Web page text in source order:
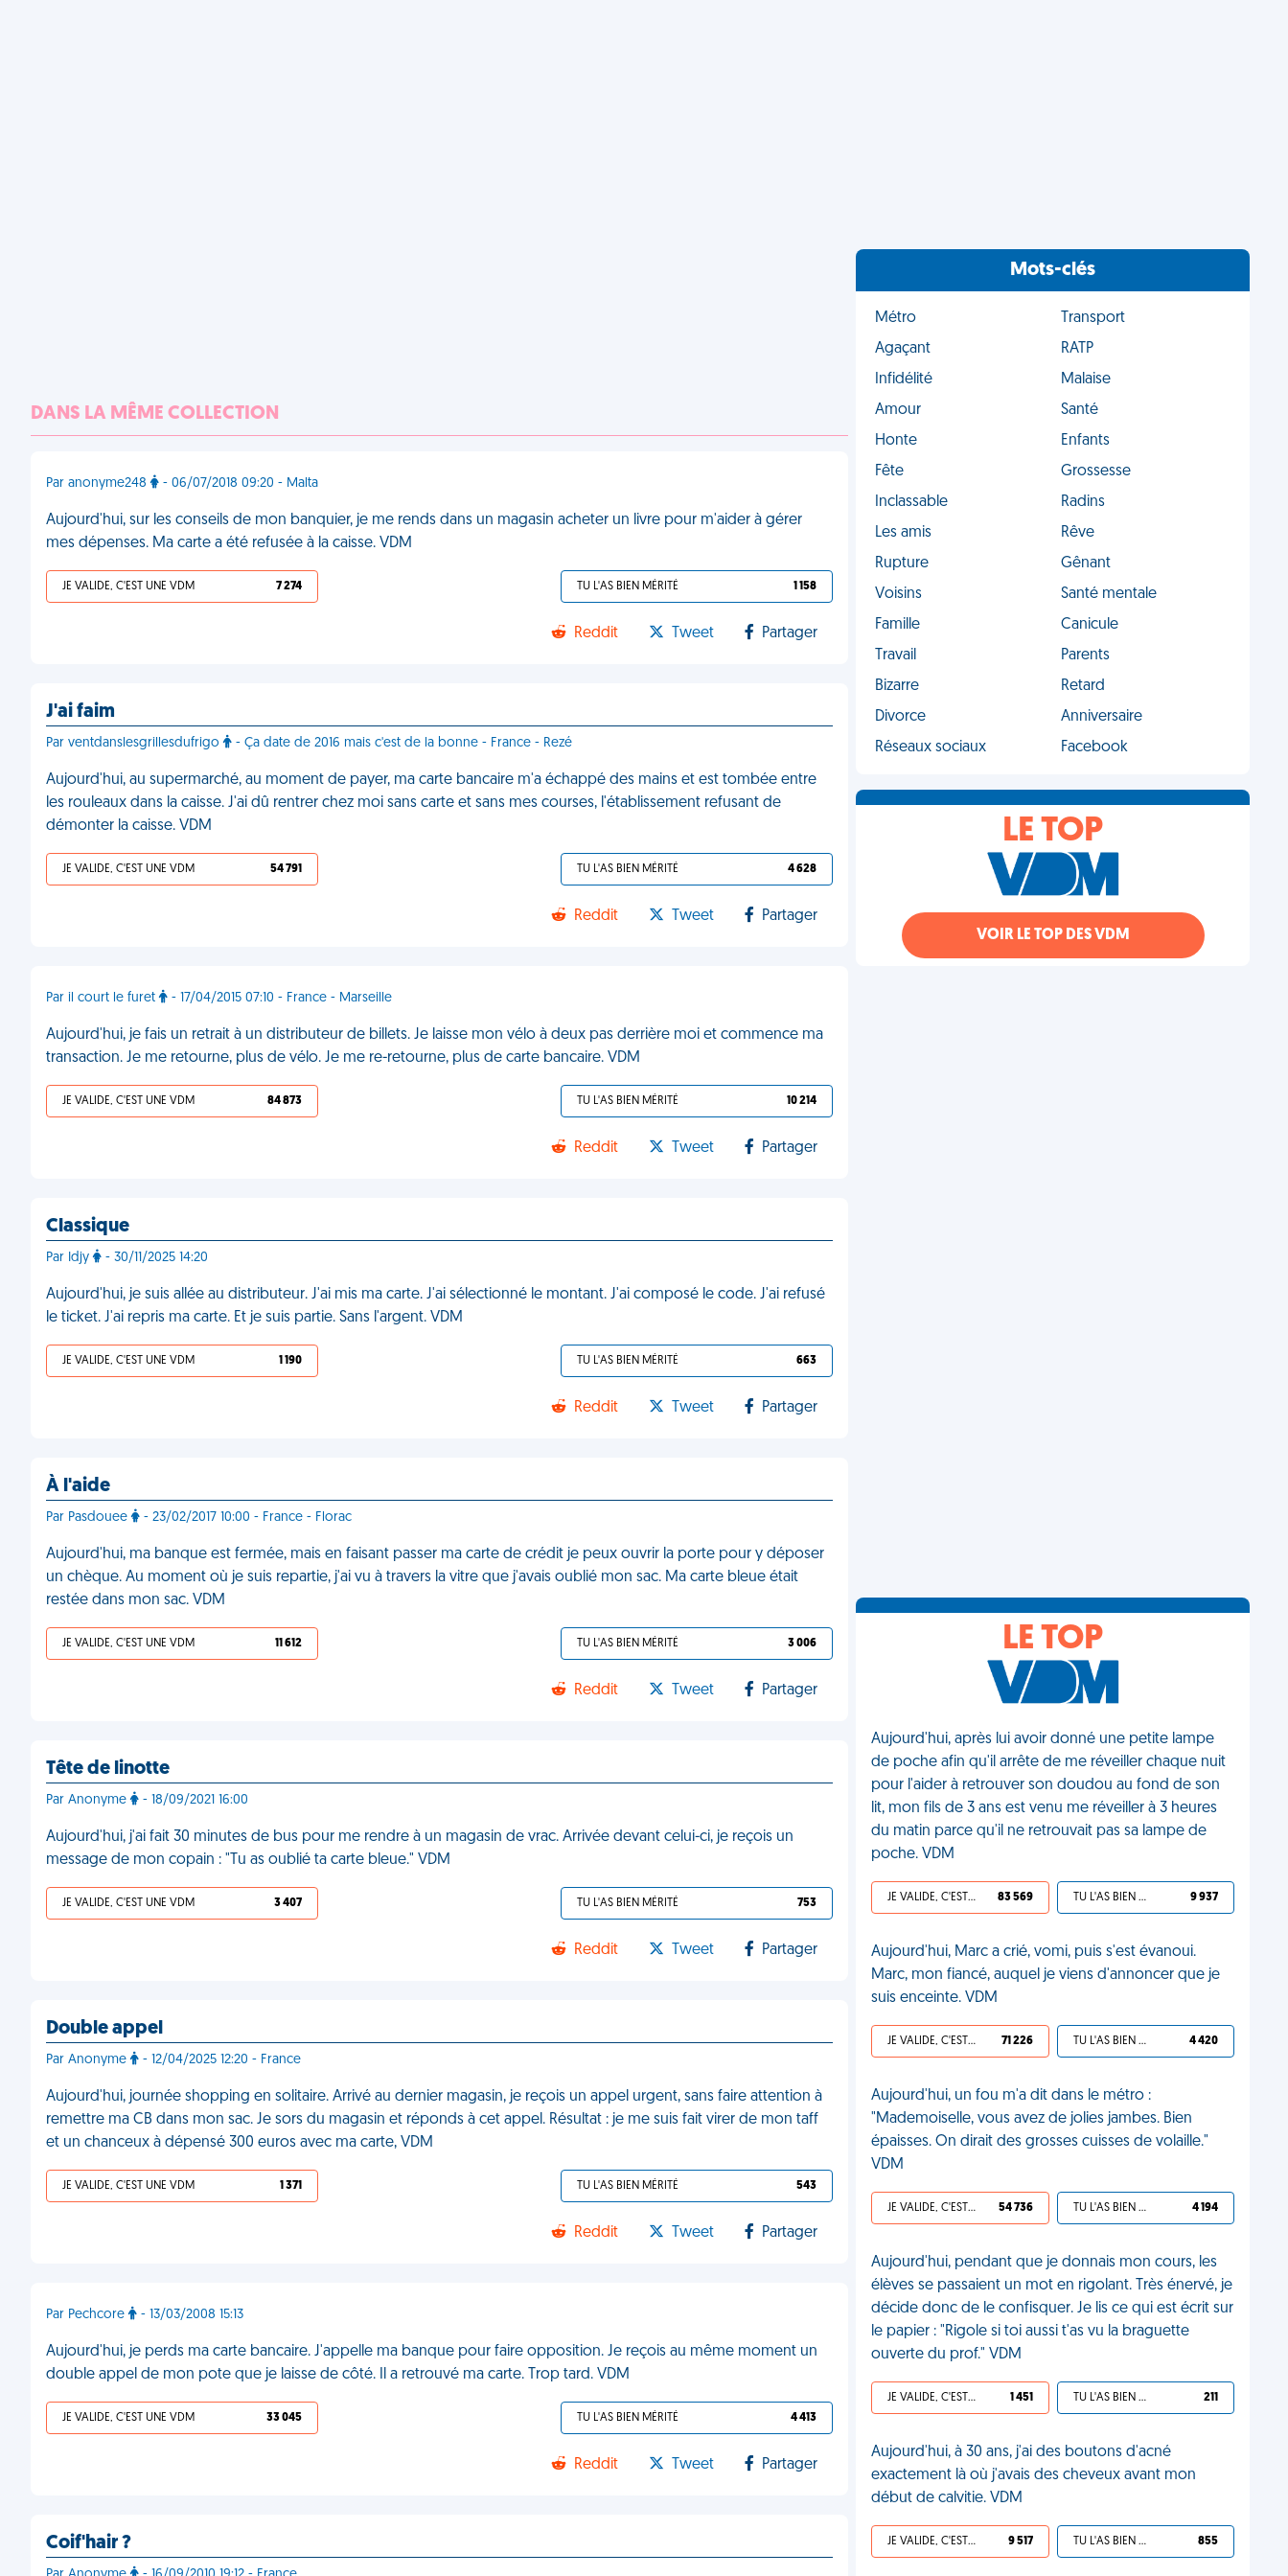
DANS LA MÊME COLLECTION
Par anonyme248 - 06/07/2018 09:20 - Malta
Aujourd'hui, sur les conseils de mon banquier, je me rends dans un magasin acheter un livre pour m'aider à gérer
mes dépenses. Ma carte a été refusée à la caisse. VDM
JE VALIDE, C'EST UNE VDM 7 274 TU L'AS BIEN MÉRITÉ 1 158
Reddit Tweet Partager
J'ai faim
Par ventdanslesgrillesdufrigo - Ça date de 2016 mais c'est de la bonne - France - Rezé
Aujourd'hui, au supermarché, au moment de payer, ma carte bancaire m'a échappé des mains et est tombée entre
les rouleaux dans la caisse. J'ai dû rentrer chez moi sans carte et sans mes courses, l'établissement refusant de
démonter la caisse. VDM
JE VALIDE, C'EST UNE VDM 54 791 TU L'AS BIEN MÉRITÉ 4 628
Reddit Tweet Partager
Par il court le furet - 17/04/2015 07:10 - France - Marseille
Aujourd'hui, je fais un retrait à un distributeur de billets. Je laisse mon vélo à deux pas derrière moi et commence ma
transaction. Je me retourne, plus de vélo. Je me re-retourne, plus de carte bancaire. VDM
JE VALIDE, C'EST UNE VDM 84 873 TU L'AS BIEN MÉRITÉ 10 214
Reddit Tweet Partager
Classique
Par Idjy - 30/11/2025 14:20
Aujourd'hui, je suis allée au distributeur. J'ai mis ma carte. J'ai sélectionné le montant. J'ai composé le code. J'ai refusé
le ticket. J'ai repris ma carte. Et je suis partie. Sans l'argent. VDM
JE VALIDE, C'EST UNE VDM 1 190 TU L'AS BIEN MÉRITÉ 663
Reddit Tweet Partager
À l'aide
Par Pasdouee - 23/02/2017 10:00 - France - Florac
Aujourd'hui, ma banque est fermée, mais en faisant passer ma carte de crédit je peux ouvrir la porte pour y déposer
un chèque. Au moment où je suis repartie, j'ai vu à travers la vitre que j'avais oublié mon sac. Ma carte bleue était
restée dans mon sac. VDM
JE VALIDE, C'EST UNE VDM 11 612 TU L'AS BIEN MÉRITÉ 3 006
Reddit Tweet Partager
Tête de linotte
Par Anonyme - 18/09/2021 16:00
Aujourd'hui, j'ai fait 30 minutes de bus pour me rendre à un magasin de vrac. Arrivée devant celui-ci, je reçois un
message de mon copain : "Tu as oublié ta carte bleue." VDM
JE VALIDE, C'EST UNE VDM 3 407 TU L'AS BIEN MÉRITÉ 753
Reddit Tweet Partager
Double appel
Par Anonyme - 12/04/2025 12:20 - France
Aujourd'hui, journée shopping en solitaire. Arrivé au dernier magasin, je reçois un appel urgent, sans faire attention à
remettre ma CB dans mon sac. Je sors du magasin et réponds à cet appel. Résultat : je me suis fait virer de mon taff
et un chanceux à dépensé 300 euros avec ma carte, VDM
JE VALIDE, C'EST UNE VDM 1 371 TU L'AS BIEN MÉRITÉ 543
Reddit Tweet Partager
Par Pechcore - 13/03/2008 15:13
Aujourd'hui, je perds ma carte bancaire. J'appelle ma banque pour faire opposition. Je reçois au même moment un
double appel de mon pote que je laisse de côté. Il a retrouvé ma carte. Trop tard. VDM
JE VALIDE, C'EST UNE VDM 33 045 TU L'AS BIEN MÉRITÉ 4 413
Reddit Tweet Partager
Coif'hair ?
Mots-clés
Métro
Transport
Agaçant
RATP
Infidélité
Malaise
Amour
Santé
Honte
Enfants
Fête
Grossesse
Inclassable
Radins
Les amis
Rêve
Rupture
Gênant
Voisins
Santé mentale
Famille
Canicule
Travail
Parents
Bizarre
Retard
Divorce
Anniversaire
Réseaux sociaux
Facebook
LE TOP
VOIR LE TOP DES VDM
LE TOP
Aujourd'hui, après lui avoir donné une petite lampe
de poche afin qu'il arrête de me réveiller chaque nuit
pour l'aider à retrouver son doudou au fond de son
lit, mon fils de 3 ans est venu me réveiller à 3 heures
du matin parce qu'il ne retrouvait pas sa lampe de
poche. VDM
JE VALIDE, C'EST UNE VDM 83 569 TU L'AS BIEN MÉRITÉ 9 937
Aujourd'hui, Marc a crié, vomi, puis s'est évanoui.
Marc, mon fiancé, auquel je viens d'annoncer que je
suis enceinte. VDM
JE VALIDE, C'EST UNE VDM 71 226 TU L'AS BIEN MÉRITÉ 4 420
Aujourd'hui, un fou m'a dit dans le métro :
"Mademoiselle, vous avez de jolies jambes. Bien
épaisses. On dirait des grosses cuisses de volaille."
VDM
JE VALIDE, C'EST UNE VDM 54 736 TU L'AS BIEN MÉRITÉ 4 194
Aujourd'hui, pendant que je donnais mon cours, les
élèves se passaient un mot en rigolant. Très énervé, je
décide donc de le confisquer. Je lis ce qui est écrit sur
le papier : "Rigole si toi aussi t'as vu la braguette
ouverte du prof." VDM
JE VALIDE, C'EST UNE VDM 1 451 TU L'AS BIEN MÉRITÉ 211
Aujourd'hui, à 30 ans, j'ai des boutons d'acné
exactement là où j'avais des cheveux avant mon
début de calvitie. VDM
JE VALIDE, C'EST UNE VDM 9 517 TU L'AS BIEN MÉRITÉ 855